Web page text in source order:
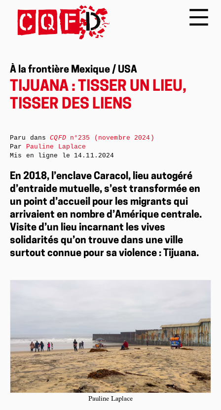
À la frontière Mexique / USA
TIJUANA : TISSER UN LIEU,
TISSER DES LIENS
En 2018, l’enclave Caracol, lieu autogéré
d’entraide mutuelle, s’est transformée en
un point d’accueil pour les migrants qui
arrivaient en nombre d’Amérique centrale.
Visite d’un lieu incarnant les vives
solidarités qu’on trouve dans une ville
surtout connue pour sa violence : Tijuana.
Pauline Laplace
Paru dansCQFDn°235 (novembre 2024)
Par Pauline Laplace
Mis en ligne le 14.11.2024